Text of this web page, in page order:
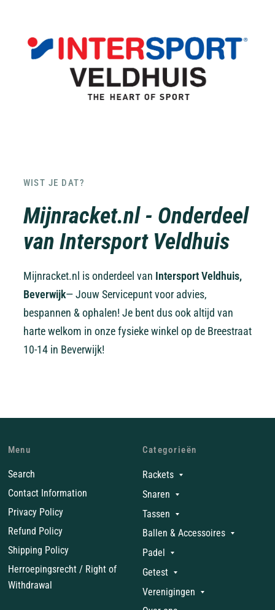
WIST JE DAT?
Mijnracket.nl - Onderdeel
van Intersport Veldhuis
Mijnracket.nl is onderdeel van Intersport Veldhuis,
Beverwijk— Jouw Servicepunt voor advies,
bespannen & ophalen! Je bent dus ook altijd van
harte welkom in onze fysieke winkel op de Breestraat
10-14 in Beverwijk!
Menu
Search
Contact Information
Privacy Policy
Refund Policy
Shipping Policy
Herroepingsrecht / Right of
Withdrawal
Categorieën
Rackets
Snaren
Tassen
Ballen & Accessoires
Padel
Getest
Verenigingen